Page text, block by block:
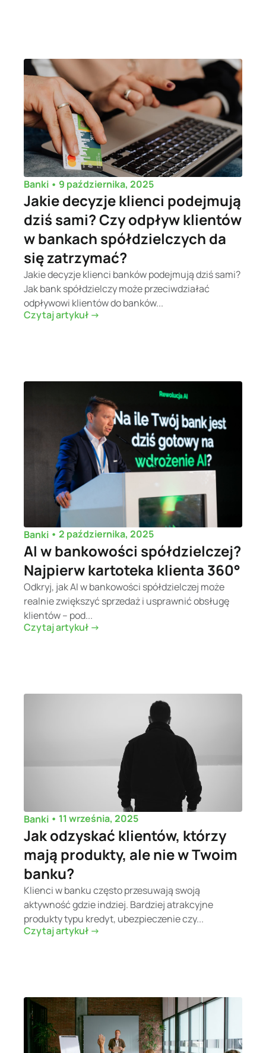
Banki • 9 października, 2025
Jakie decyzje klienci podejmują
dziś sami? Czy odpływ klientów
w bankach spółdzielczych da
się zatrzymać?
Jakie decyzje klienci banków podejmują dziś sami?
Jak bank spółdzielczy może przeciwdziałać
odpływowi klientów do banków...
Czytaj artykuł ->
Banki • 2 października, 2025
AI w bankowości spółdzielczej?
Najpierw kartoteka klienta 360°
Odkryj, jak AI w bankowości spółdzielczej może
realnie zwiększyć sprzedaż i usprawnić obsługę
klientów – pod...
Czytaj artykuł ->
Banki • 11 września, 2025
Jak odzyskać klientów, którzy
mają produkty, ale nie w Twoim
banku?
Klienci w banku często przesuwają swoją
aktywność gdzie indziej. Bardziej atrakcyjne
produkty typu kredyt, ubezpieczenie czy...
Czytaj artykuł ->